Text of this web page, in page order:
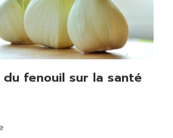
fenouil sur la santé